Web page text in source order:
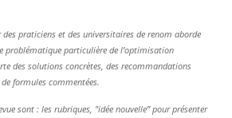
des praticiens et des universitaires de renom aborde
problématique particulière de l’optimisation
des solutions concrètes, des recommandations
formules commentées.
sont : les rubriques, "idée nouvelle” pour présenter